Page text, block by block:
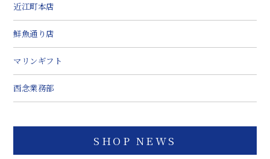
近江町本店
鮮魚通り店
マリンギフト
西念業務部
SHOP NEWS